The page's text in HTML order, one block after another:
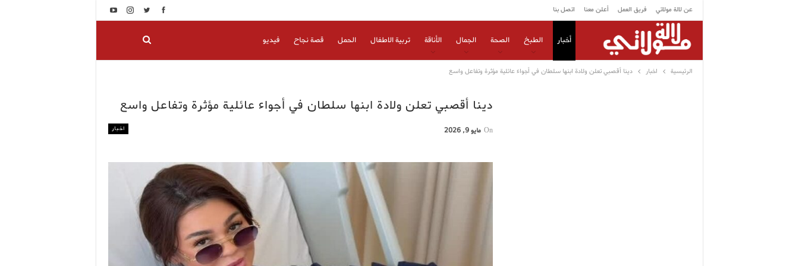
عن لالة مولاتي فريق العمل أعلن معنا اتصل بنا
أخبار الطبخ الصحة الجمال الأناقة تربية الاطفال الحمل قصة نجاح فيديو
الرئيسية اخبار دينا أقصبي تعلن ولادة ابنها سلطان في أجواء عائلية مؤثرة وتفاعل واسع
دينا أقصبي تعلن ولادة ابنها سلطان في أجواء عائلية مؤثرة وتفاعل واسع
اخبار On مايو 9, 2026